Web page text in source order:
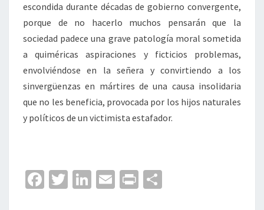
escondida durante décadas de gobierno convergente,
porque de no hacerlo muchos pensarán que la
sociedad padece una grave patología moral sometida
a quiméricas aspiraciones y ficticios problemas,
envolviéndose en la señera y convirtiendo a los
sinvergüenzas en mártires de una causa insolidaria
que no les beneficia, provocada por los hijos naturales
y políticos de un victimista estafador.
Fa T
Li
E
Pr